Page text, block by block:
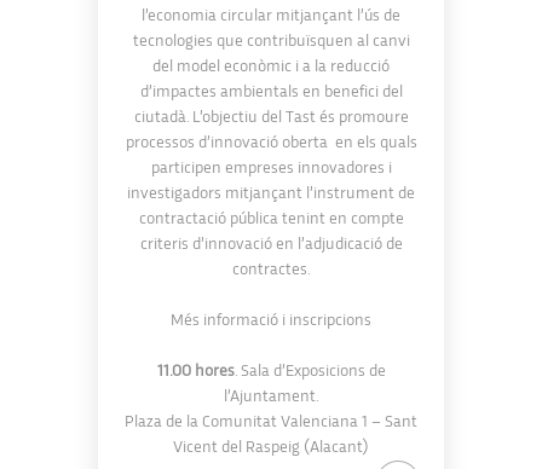
l’economia circular mitjançant l’ús de
tecnologies que contribuïsquen al canvi
del model econòmic i a la reducció
d’impactes ambientals en benefici del
ciutadà. L’objectiu del Tast és promoure
processos d’innovació oberta en els quals
participen empreses innovadores i
investigadors mitjançant l’instrument de
contractació pública tenint en compte
criteris d’innovació en l’adjudicació de
contractes.
Més informació i inscripcions
11.00 hores. Sala d’Exposicions de
l’Ajuntament.
Plaza de la Comunitat Valenciana 1 – Sant
Vicent del Raspeig (Alacant)